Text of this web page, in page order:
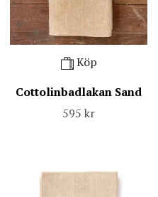
Köp
Cottolinbadlakan Sand
595 kr